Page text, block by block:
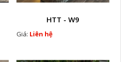
HTT - W9
Giá: Liên hệ